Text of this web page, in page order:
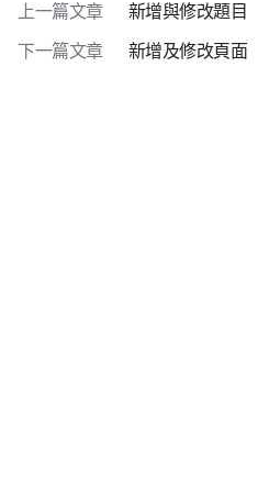
上一篇文章
新增與修改題目
下一篇文章
新增及修改頁面